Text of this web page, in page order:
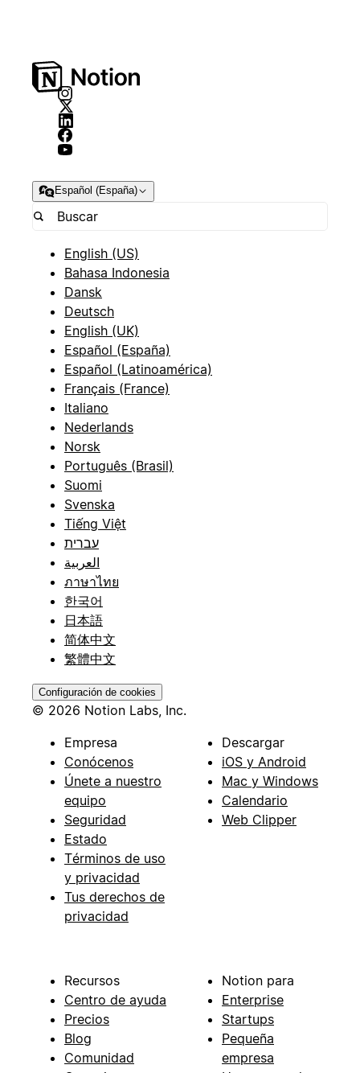
Español (España)
English (US)
Bahasa Indonesia
Dansk
Deutsch
English (UK)
Español (España)
Español (Latinoamérica)
Français (France)
Italiano
Nederlands
Norsk
Português (Brasil)
Suomi
Svenska
Tiếng Việt
עברית
العربية
ภาษาไทย
한국어
日本語
简体中文
繁體中文
Configuración de cookies
© 2026 Notion Labs, Inc.
Empresa
Conócenos
Únete a nuestro
equipo
Seguridad
Estado
Términos de uso
y privacidad
Tus derechos de
privacidad
Descargar
iOS y Android
Mac y Windows
Calendario
Web Clipper
Recursos
Centro de ayuda
Precios
Blog
Comunidad
Notion para
Enterprise
Startups
Pequeña
empresa